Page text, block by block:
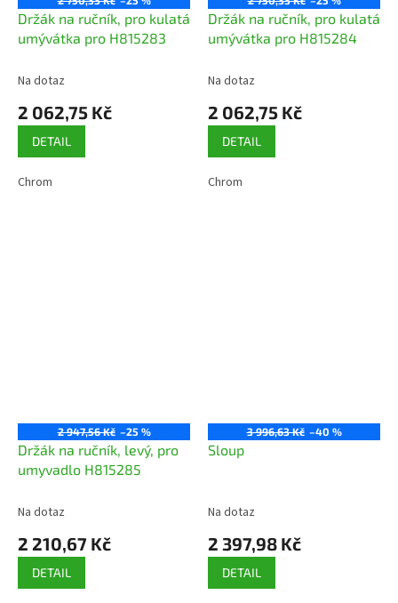
Držák na ručník, pro kulatá
umývátka pro H815283
Na dotaz
2 062,75 Kč
DETAIL
Chrom
Držák na ručník, pro kulatá
umývátka pro H815284
Na dotaz
2 062,75 Kč
DETAIL
Chrom
2 947,56 Kč –25 %
Držák na ručník, levý, pro
umyvadlo H815285
Na dotaz
2 210,67 Kč
DETAIL
3 996,63 Kč –40 %
Sloup
Na dotaz
2 397,98 Kč
DETAIL